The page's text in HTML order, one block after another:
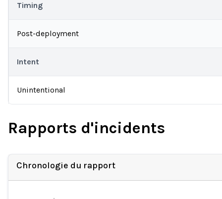
Timing
Post-deployment
Intent
Unintentional
Rapports d'incidents
Chronologie du rapport